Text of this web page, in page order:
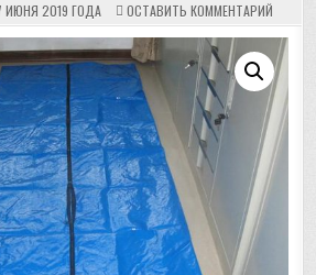
ИЮНЯ 2019 ГОДА ОСТАВИТЬ КОММЕНТАРИЙ
BD17
ZIPPER
ADULT
BODY
BAG